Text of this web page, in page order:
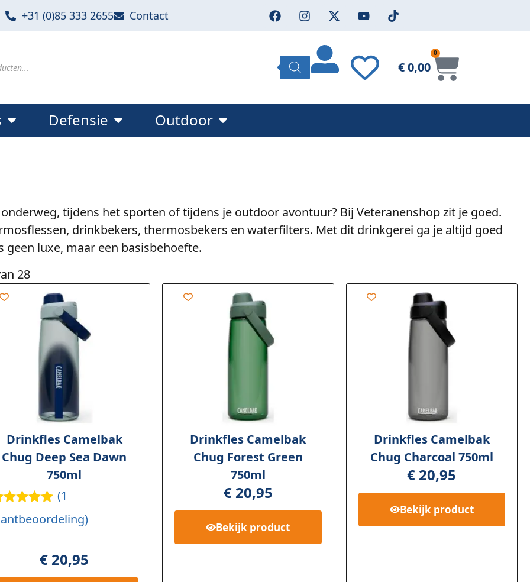
+31 (0)85 333 2655 Contact
€0,00
0
Defensie Outdoor
tijdens het sporten of tijdens je outdoor avontuur? Bij Veteranenshop zit je goed.
drinkbekers, thermosbekers en waterfilters. Met dit drinkgerei ga je altijd goed
luxe, maar een basisbehoefte.
28
Drinkfles Camelbak
Chug Deep Sea Dawn
750ml
5.00op
(1
€ 20,95
Drinkfles Camelbak
Chug Forest Green
750ml
€20,95
Bekijk product
Drinkfles Camelbak
Chug Charcoal 750ml
€ 20,95
Bekijk product